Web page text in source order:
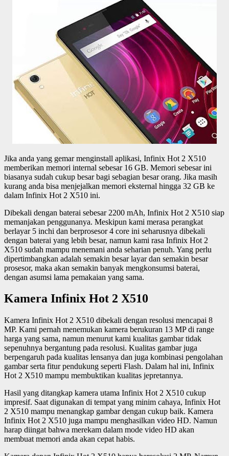
Jika anda yang gemar menginstall aplikasi, Infinix Hot 2 X510
memberikan memori internal sebesar 16 GB. Memori sebesar ini
biasanya sudah cukup besar bagi sebagian besar orang. Jika masih
kurang anda bisa menjejalkan memori eksternal hingga 32 GB ke
dalam Infinix Hot 2 X510 ini.
Dibekali dengan baterai sebesar 2200 mAh, Infinix Hot 2 X510 siap
memanjakan penggunanya. Meskipun kami merasa perangkat
berlayar 5 inchi dan berprosesor 4 core ini seharusnya dibekali
dengan baterai yang lebih besar, namun kami rasa Infinix Hot 2
X510 sudah mampu menemani anda seharian penuh. Yang perlu
dipertimbangkan adalah semakin besar layar dan semakin besar
prosesor, maka akan semakin banyak mengkonsumsi baterai,
dengan asumsi lama pemakaian yang sama.
Kamera Infinix Hot 2 X510
Kamera Infinix Hot 2 X510 dibekali dengan resolusi mencapai 8
MP. Kami pernah menemukan kamera berukuran 13 MP di range
harga yang sama, namun menurut kami kualitas gambar tidak
sepenuhnya bergantung pada resolusi. Kualitas gambar juga
berpengaruh pada kualitas lensanya dan juga kombinasi pengolahan
gambar serta fitur pendukung seperti Flash. Dalam hal ini, Infinix
Hot 2 X510 mampu membuktikan kualitas jepretannya.
Hasil yang ditangkap kamera utama Infinix Hot 2 X510 cukup
impresif. Saat digunakan di tempat yang minim cahaya, Infinix Hot
2 X510 mampu menangkap gambar dengan cukup baik. Kamera
Infinix Hot 2 X510 juga mampu menghasilkan video HD. Namun
harap diingat bahwa merekam dalam mode video HD akan
membuat memori anda akan cepat habis.